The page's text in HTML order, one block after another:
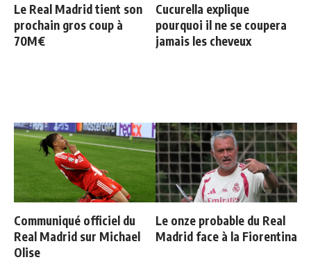
Le Real Madrid tient son
prochain gros coup à
70M€
Cucurella explique
pourquoi il ne se coupera
jamais les cheveux
Communiqué officiel du
Real Madrid sur Michael
Olise
Le onze probable du Real
Madrid face à la Fiorentina